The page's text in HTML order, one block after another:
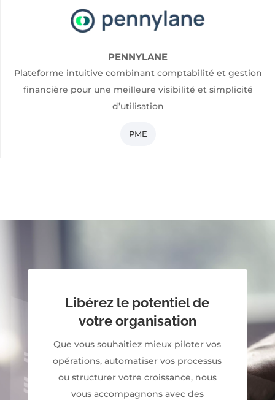
PENNYLANE
Plateforme intuitive combinant comptabilité et gestion
financière pour une meilleure visibilité et simplicité
d’utilisation
PME
Libérez le potentiel de
votre organisation
Que vous souhaitiez mieux piloter vos
opérations, automatiser vos processus
ou structurer votre croissance, nous
vous accompagnons avec des